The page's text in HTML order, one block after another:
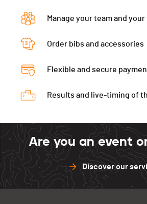
Manage your team and
Order bibs and accessories
Flexible and secure
Results and live-timing of
Are you an event
Discover our